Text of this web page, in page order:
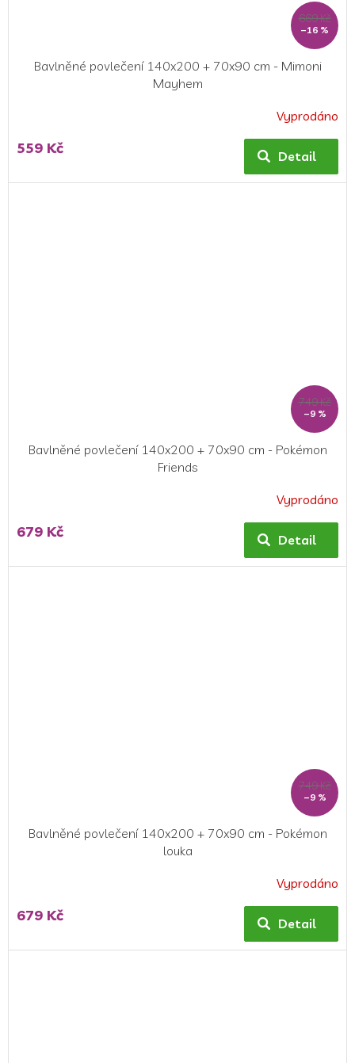
669 Kč
–16 %
Bavlněné povlečení 140x200 + 70x90 cm - Mimoni
Mayhem
Vyprodáno
559 Kč Detail
749 Kč
–9 %
Bavlněné povlečení 140x200 + 70x90 cm - Pokémon
Friends
Vyprodáno
679 Kč Detail
749 Kč
–9 %
Bavlněné povlečení 140x200 + 70x90 cm - Pokémon
louka
produktu
Vyprodáno
679 Kč Detail